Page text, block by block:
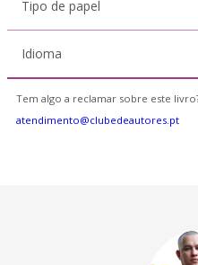
Tipo de papel
Idioma
Tem algo a reclamar sobre este
atendimento@clubedeautores.pt